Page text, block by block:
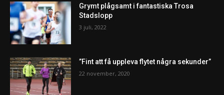
Grymt plågsamt i fantastiska Trosa
Stadslopp
3 juli, 2022
”Fint att få uppleva flytet några sekunder”
22 november, 2020